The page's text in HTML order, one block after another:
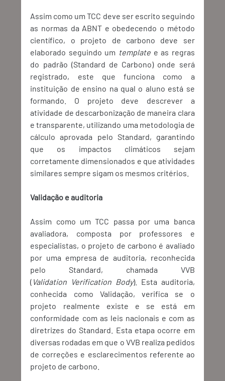
Assim como um TCC deve ser escrito seguindo
as normas da ABNT e obedecendo o método
científico, o projeto de carbono deve ser
elaborado seguindo um template e as regras
do padrão (Standard de Carbono) onde será
registrado, este que funciona como a
instituição de ensino na qual o aluno está se
formando. O projeto deve descrever a
atividade de descarbonização de maneira clara
e transparente, utilizando uma metodologia de
cálculo aprovada pelo Standard, garantindo
que os impactos climáticos sejam
corretamente dimensionados e que atividades
similares sempre sigam os mesmos critérios.
Validação e auditoria
Assim como um TCC passa por uma banca
avaliadora, composta por professores e
especialistas, o projeto de carbono é avaliado
por uma empresa de auditoria, reconhecida
pelo Standard, chamada VVB
( Validation Verification Body). Esta auditoria,
conhecida como Validação, verifica se o
projeto realmente existe e se está em
conformidade com as leis nacionais e com as
diretrizes do Standard. Esta etapa ocorre em
diversas rodadas em que o VVB realiza pedidos
de correções e esclarecimentos referente ao
projeto de carbono.